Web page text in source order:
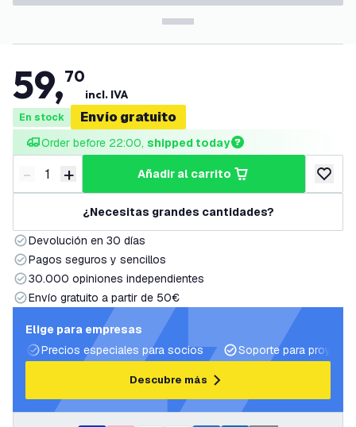
59,70
incl. IVA
En stock Envío gratuito
Order before 22:00, shipped today
Disminuir cantidad
- Aumentar cantidad
+ añadir al carrito
añadir
¿Necesitas grandes cantidades?
Devolución en 30 días
Pagos seguros y sencillos
30.000 opiniones independientes
Envío gratuito a partir de 50€
Elige para empresas
Precios especiales para socios
Soporte para
Descubre más